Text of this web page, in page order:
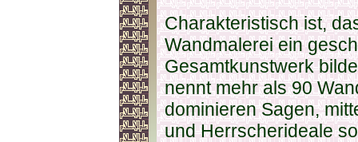
Charakteristisch ist,
Wandmalerei ein
Gesamtkunstwerk
nennt mehr als 90
dominieren Sagen,
und Herrscherideale